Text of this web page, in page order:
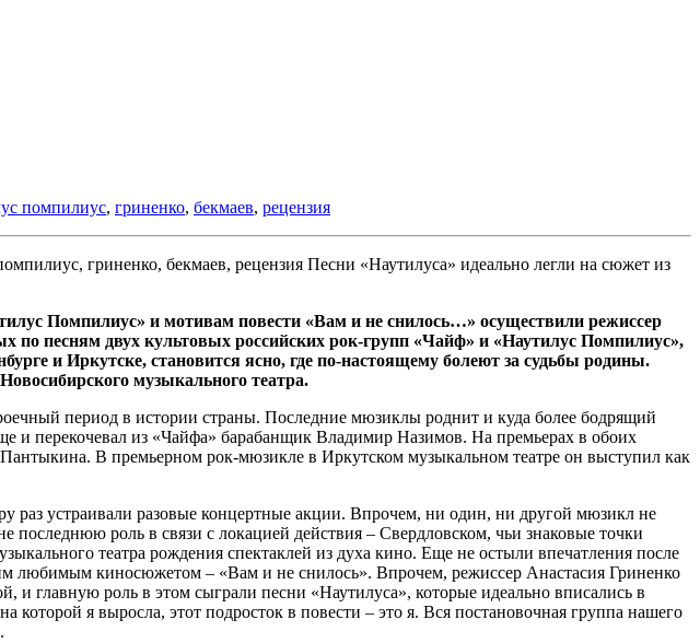
помпилиус, гриненко, бекмаев, рецензия
Песни «Наутилуса» идеально легли на сюжет из
Помпилиус» и мотивам повести «Вам и не снилось…» осуществили режиссер
по песням двух культовых российских рок-групп «Чайф» и «Наутилус Помпилиус»,
и Иркутске, становится ясно, где по-настоящему болеют за судьбы родины.
музыкального театра.
период в истории страны. Последние мюзиклы роднит и куда более бодрящий
и перекочевал из «Чайфа» барабанщик Владимир Назимов. На премьерах в обоих
В премьерном рок-мюзикле в Иркутском музыкальном театре он выступил как
раз устраивали разовые концертные акции. Впрочем, ни один, ни другой мюзикл не
последнюю роль в связи с локацией действия – Свердловском, чьи знаковые точки
театра рождения спектаклей из духа кино. Еще не остыли впечатления после
любимым киносюжетом – «Вам и не снилось». Впрочем, режиссер Анастасия Гриненко
и главную роль в этом сыграли песни «Наутилуса», которые идеально вписались в
я выросла, этот подросток в повести – это я. Вся постановочная группа нашего